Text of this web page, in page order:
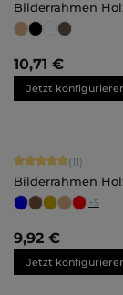
Bilderrahmen
Maßanfertigung
10,71 €
Jetzt
Durchschnittliche
(11)
Bilderrahmen
Maßanfertigung
+5
9,92 €
Jetzt